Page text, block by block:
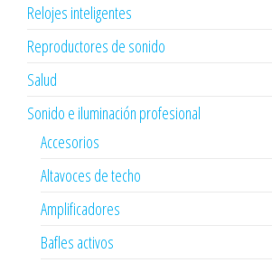
Relojes inteligentes
Reproductores de sonido
Salud
Sonido e iluminación profesional
Accesorios
Altavoces de techo
Amplificadores
Bafles activos